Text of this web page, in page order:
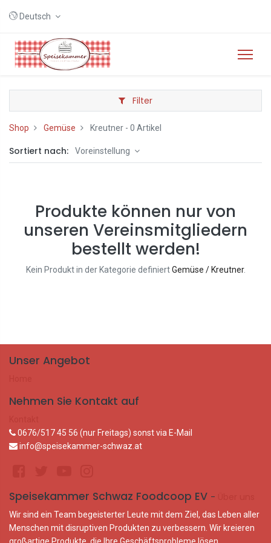
Deutsch
Filter
Shop Gemüse Kreutner - 0 Artikel
Sortiert nach: Voreinstellung
Produkte können nur von
unseren Vereinsmitgliedern
bestellt werden!
Kein Produkt in der Kategorie definiertGemüse / Kreutner.
Unser Angebot
Nehmen Sie Kontakt auf
0676/517 45 56 (nur Freitags) sonst via E-Mail
info@speisekammer-schwaz.at
Speisekammer Schwaz Foodcoop EV -
Wir sind ein Team begeisterter Leute mit dem Ziel, das Leben aller
Menschen mit disruptiven Produkten zu verbessern. Wir kreieren